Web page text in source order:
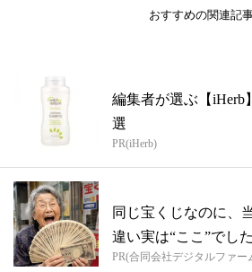
おすすめの関連記
編集者が選ぶ【iHerb
選
PR(iHerb)
同じ宝くじなのに、
違い実は“ここ”でした
PR(合同会社デジタルファー